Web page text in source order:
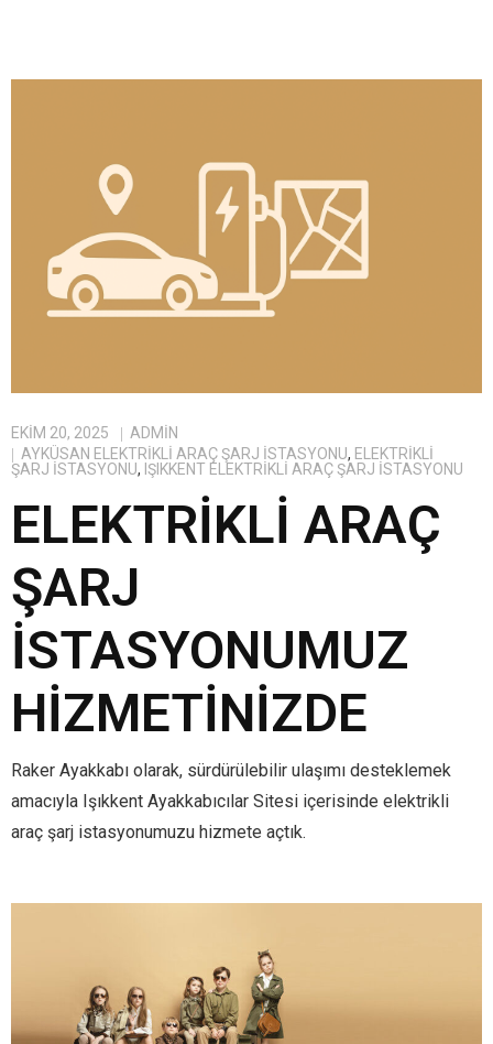
EKIM 20, 2025
ADMIN
AYKÜSAN ELEKTRIKLI ARAÇ ŞARJ İSTASYONU, ELEKTRIKLI
ŞARJ İSTASYONU, IŞIKKENT ELEKTRIKLI ARAÇ ŞARJ İSTASYONU
ELEKTRIKLI ARAÇ
ŞARJ
İSTASYONUMUZ
HIZMETINIZDE
Raker Ayakkabı olarak, sürdürülebilir ulaşımı desteklemek
amacıyla Işıkkent Ayakkabıcılar Sitesi içerisinde elektrikli
araç şarj istasyonumuzu hizmete açtık.